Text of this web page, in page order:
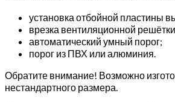
установка отбойной пластины
врезка вентиляционной
автоматический умный порог;
порог из ПВХ или алюминия.
Обратите внимание! Возможно
нестандартного размера.